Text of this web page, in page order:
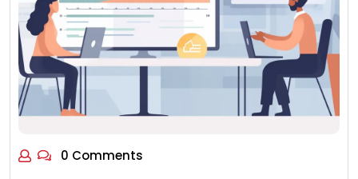
0 Comments